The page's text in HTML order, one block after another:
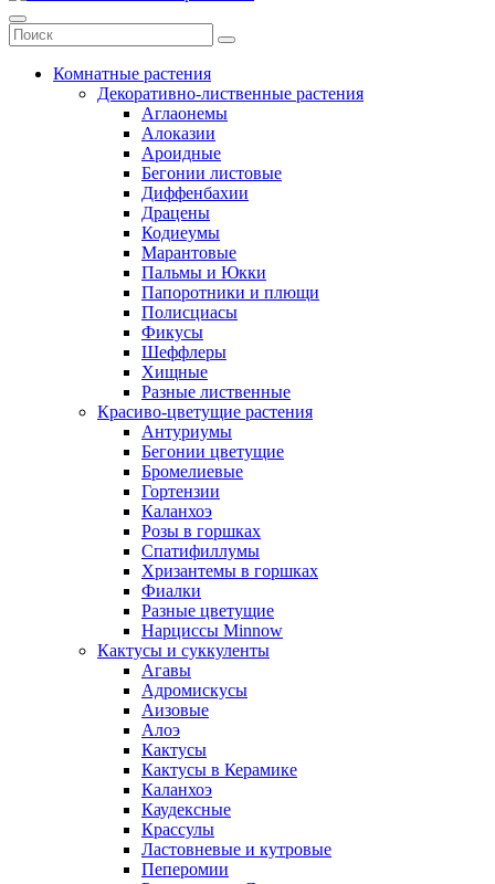
Комнатные растения
Декоративно-лиственные растения
Аглаонемы
Алоказии
Ароидные
Бегонии листовые
Диффенбахии
Драцены
Кодиеумы
Марантовые
Пальмы и Юкки
Папоротники и плющи
Полисциасы
Фикусы
Шеффлеры
Хищные
Разные лиственные
Красиво-цветущие растения
Антуриумы
Бегонии цветущие
Бромелиевые
Гортензии
Каланхоэ
Розы в горшках
Спатифиллумы
Хризантемы в горшках
Фиалки
Разные цветущие
Нарциссы Minnow
Кактусы и суккуленты
Агавы
Адромискусы
Аизовые
Алоэ
Кактусы
Кактусы в Керамике
Каланхоэ
Каудексные
Крассулы
Ластовневые и кутровые
Пеперомии